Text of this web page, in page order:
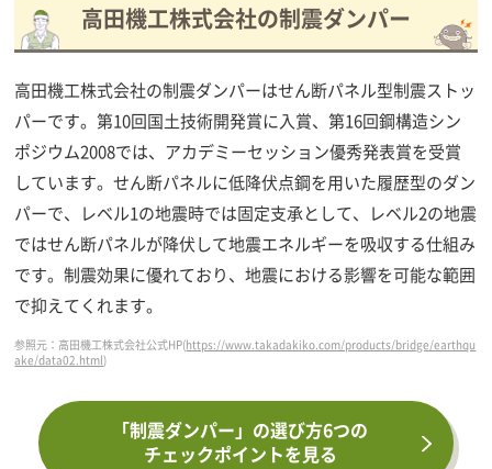
高田機工株式会社の制震ダンパー
高田機工株式会社の制震ダンパーはせん断パネル型制震ストッ
パーです。第10回国土技術開発賞に入賞、第16回鋼構造シン
ポジウム2008では、アカデミーセッション優秀発表賞を受賞
しています。せん断パネルに低降伏点鋼を用いた履歴型のダン
パーで、レベル1の地震時では固定支承として、レベル2の地震
ではせん断パネルが降伏して地震エネルギーを吸収する仕組み
です。制震効果に優れており、地震における影響を可能な範囲
で抑えてくれます。
参照元：高田機工株式会社公式HP(https://www.takadakiko.com/products/bridge/earthqu
ake/data02.html)
「制震ダンパー」の選び方6つの
チェックポイントを見る